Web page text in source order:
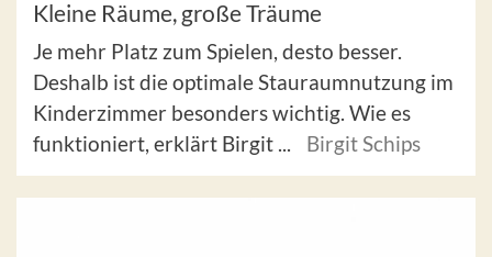
Kleine Räume, große Träume
Je mehr Platz zum Spielen, desto besser.
Deshalb ist die optimale Stauraumnutzung im
Kinderzimmer besonders wichtig. Wie es
funktioniert, erklärt Birgit ...
Birgit Schips